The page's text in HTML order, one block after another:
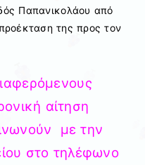
Παπανικολάου από
της προς τον
αίτηση
με την
στο τηλέφωνο